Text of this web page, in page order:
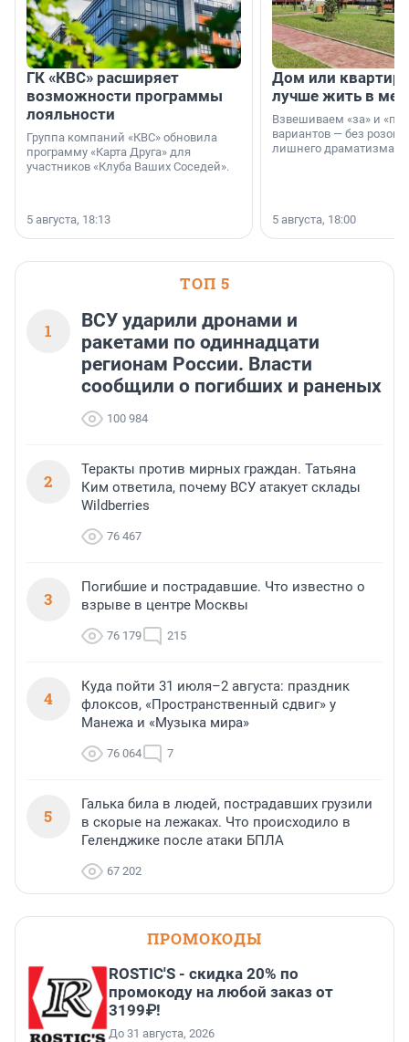
ГК «КВС» расширяет
возможности программы
лояльности
Группа компаний «КВС» обновила
программу «Карта Друга» для
участников «Клуба Ваших Соседей».
5 августа, 18:13
Дом или
лучше жить в
Взвешиваем «за» и
вариантов — без
лишнего драматизма.
5 августа, 18:00
ТОП 5
1
ВСУ ударили дронами и
ракетами по одиннадцати
регионам России. Власти
сообщили о погибших и раненых
100 984
2
Теракты против мирных граждан. Татьяна
Ким ответила, почему ВСУ атакует склады
Wildberries
76 467
3
Погибшие и пострадавшие. Что известно о
взрыве в центре Москвы
76 179 215
4
Куда пойти 31 июля–2 августа: праздник
флоксов, «Пространственный сдвиг» у
Манежа и «Музыка мира»
76 064 7
5
Галька била в людей, пострадавших грузили
в скорые на лежаках. Что происходило в
Геленджике после атаки БПЛА
67 202
ПРОМОКОДЫ
ROSTIC'S - скидка 20% по
промокоду на любой заказ от
3199₽!
До 31 августа, 2026